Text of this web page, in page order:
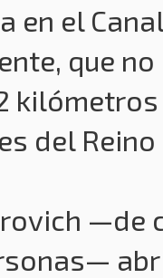
en el
que
del Reino
—de